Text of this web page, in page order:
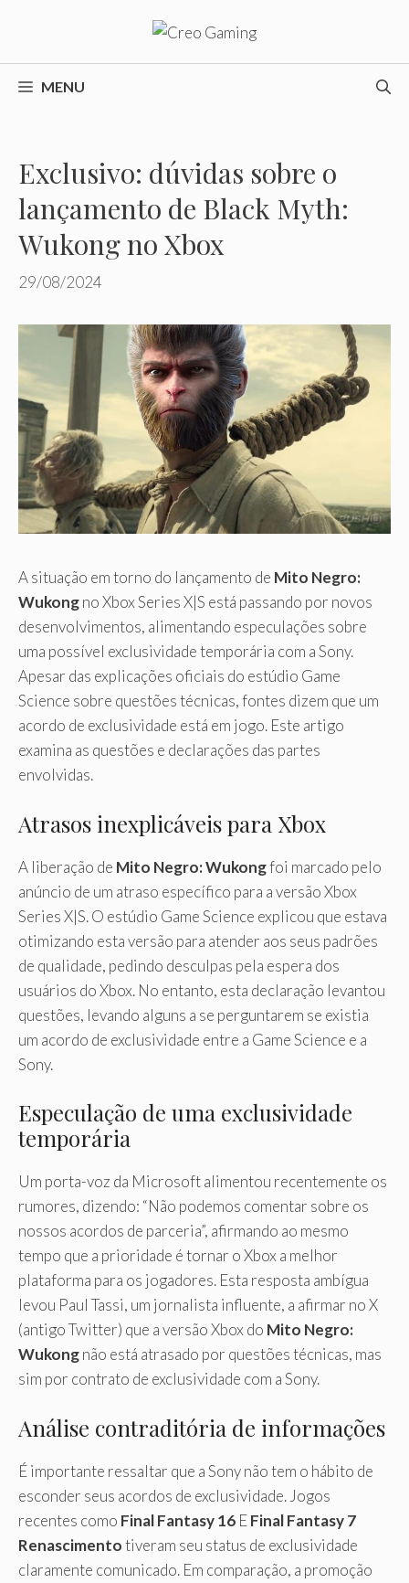
o
conteúdoMENU
Exclusivo: dúvidas sobre o
lançamento de Black Myth:
Wukong no Xbox
29/08/2024
A situação em torno do lançamento de Mito Negro:
Wukongno Xbox Series X|S está passando por novos
desenvolvimentos, alimentando especulações sobre
uma possível exclusividade temporária com a Sony.
Apesar das explicações oficiais do estúdio Game
Science sobre questões técnicas, fontes dizem que um
acordo de exclusividade está em jogo. Este artigo
examina as questões e declarações das partes
envolvidas.
Atrasos inexplicáveis ​​para Xbox
A liberação de Mito Negro: Wukongfoi marcado pelo
anúncio de um atraso específico para a versão Xbox
Series X|S. O estúdio Game Science explicou que estava
otimizando esta versão para atender aos seus padrões
de qualidade, pedindo desculpas pela espera dos
usuários do Xbox. No entanto, esta declaração levantou
questões, levando alguns a se perguntarem se existia
um acordo de exclusividade entre a Game Science e a
Sony.
Especulação de uma exclusividade
temporária
Um porta-voz da Microsoft alimentou recentemente os
rumores, dizendo: “Não podemos comentar sobre os
nossos acordos de parceria”, afirmando ao mesmo
tempo que a prioridade é tornar o Xbox a melhor
plataforma para os jogadores. Esta resposta ambígua
levou Paul Tassi, um jornalista influente, a afirmar no X
(antigo Twitter) que a versão Xbox do Mito Negro:
Wukongnão está atrasado por questões técnicas, mas
sim por contrato de exclusividade com a Sony.
Análise contraditória de informações
É importante ressaltar que a Sony não tem o hábito de
esconder seus acordos de exclusividade. Jogos
recentes como Final Fantasy 16 EFinal Fantasy 7
Renascimentotiveram seu status de exclusividade
claramente comunicado. Em comparação, a promoção